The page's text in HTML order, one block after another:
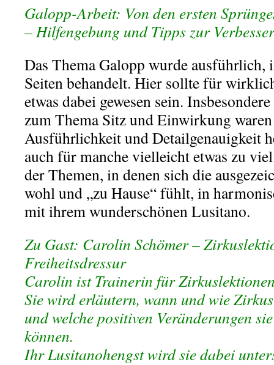
Galopp-Arbeit: Von den ersten
– Hilfengebung und Tipps zur
Das Thema Galopp wurde
Seiten behandelt. Hier sollte für
etwas dabei gewesen sein.
zum Thema Sitz und Einwirkung
Ausführlichkeit und Detailgenauigkeit
auch für manche vielleicht etwas zu
der Themen, in denen sich die
wohl und „zu Hause“ fühlt, in
mit ihrem wunderschönen Lusitano.
Zu Gast: Carolin Schömer –
Freiheitsdressur
Carolin ist Trainerin für
Sie wird erläutern, wann und wie
und welche positiven Veränderungen
können.
Ihr Lusitanohengst wird sie dabei